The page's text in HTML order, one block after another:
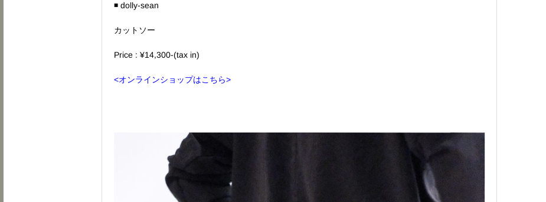
◾️ dolly-sean
カットソー
Price : ¥14,300-(tax in)
<オンラインショップはこちら>